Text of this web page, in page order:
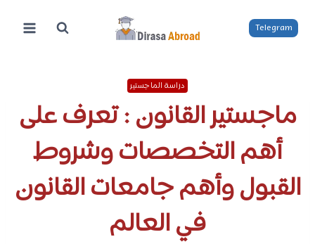
المحتوى
Telegram
دراسة الماجستير
ماجستير القانون : تعرف على
أهم التخصصات وشروط
القبول وأهم جامعات القانون
في العالم